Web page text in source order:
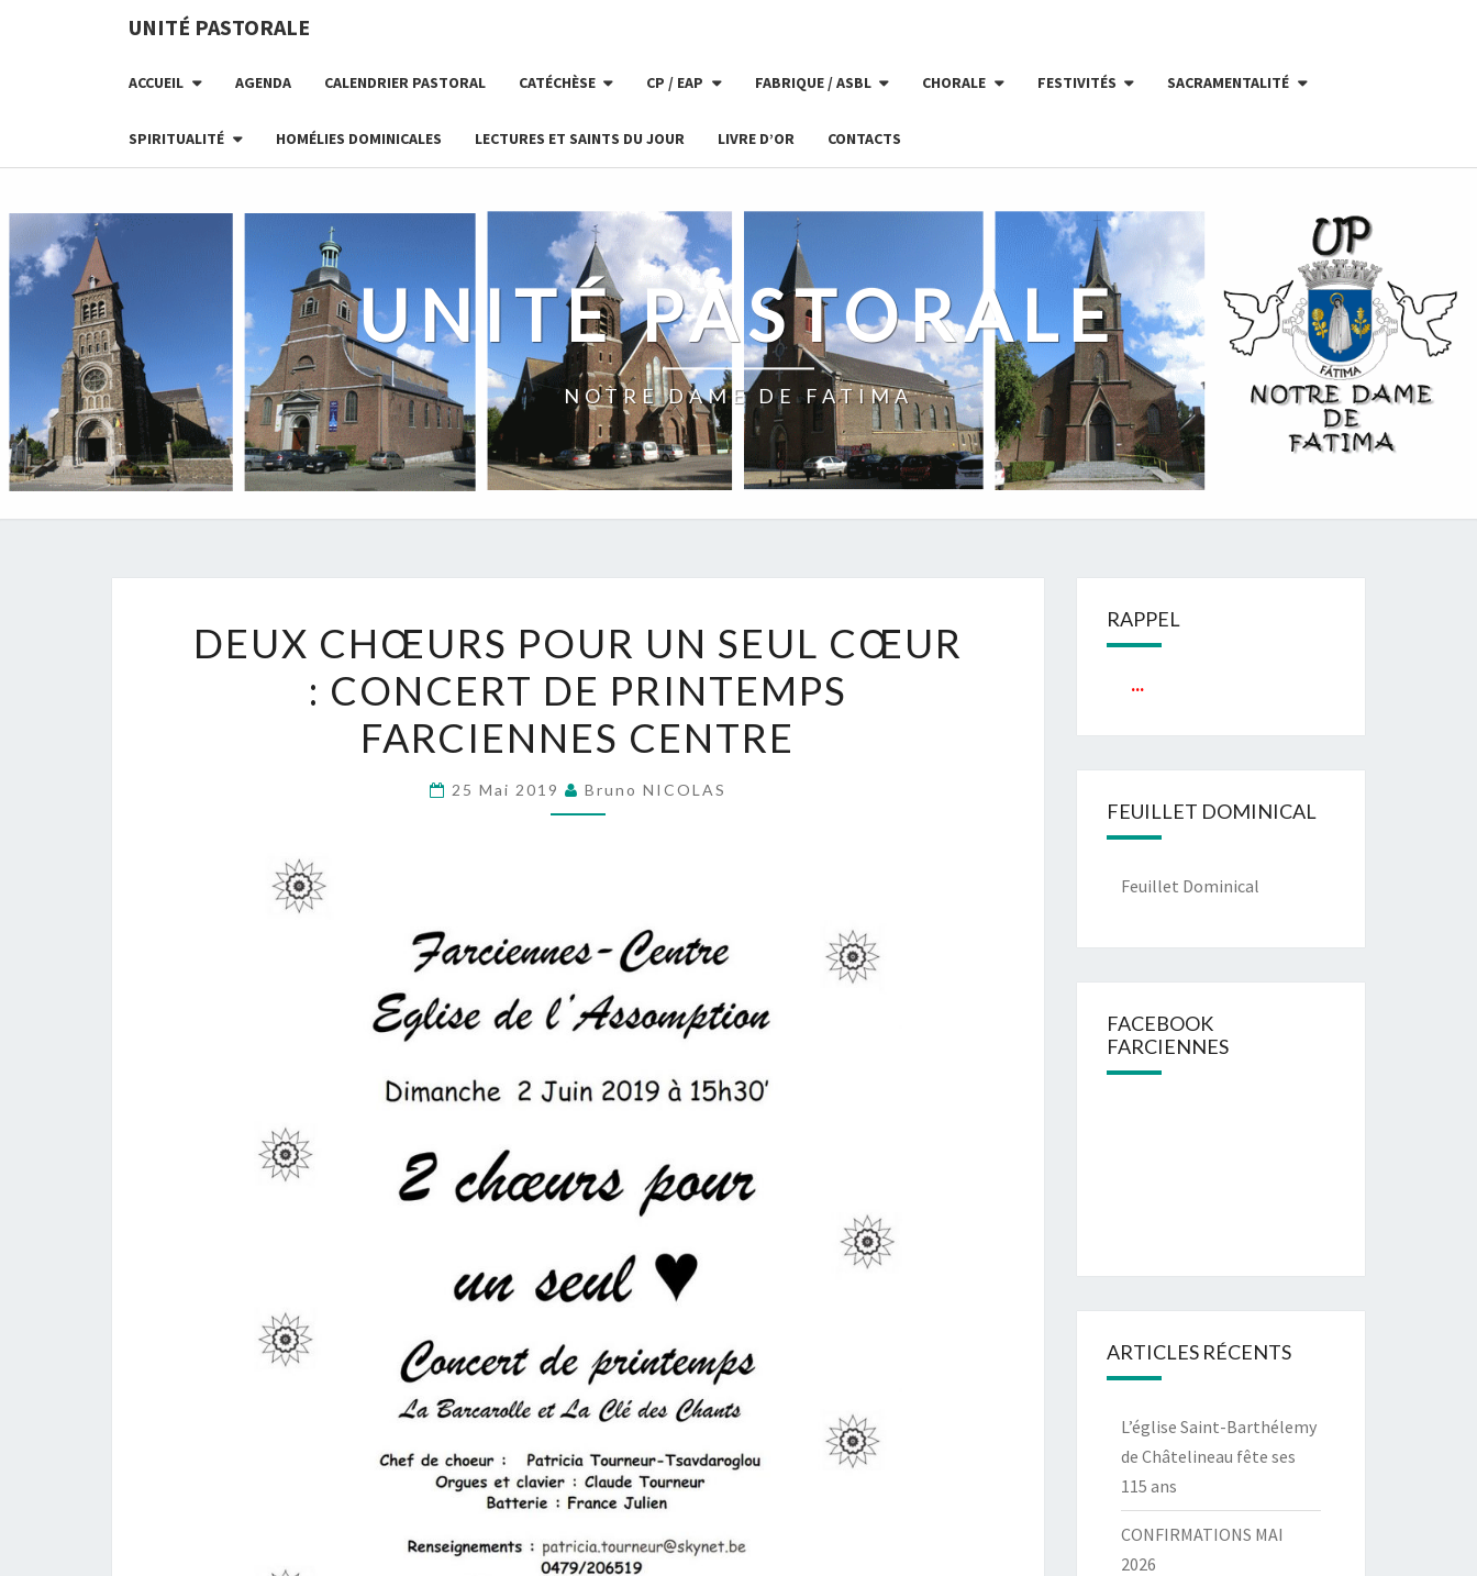
UNITÉ PASTORALE
ACCUEIL AGENDA CALENDRIER PASTORAL CATÉCHÈSE CP / EAP FABRIQUE / ASBL CHORALE FESTIVITÉS SACRAMENTALITÉ
SPIRITUALITÉ HOMÉLIES DOMINICALES LECTURES ET SAINTS DU JOUR LIVRE D’OR CONTACTS
UNITÉ PASTORALE
NOTRE DAME DE FATIMA
CHŒURS
POUR
UN
SEUL
:
FARCIENNES
CENTRE
DEUX CHŒURS POUR UN SEUL CŒUR
: CONCERT DE PRINTEMPS
FARCIENNES CENTRE
25 Mai 2019 Bruno NICOLAS
RAPPEL
FEUILLET DOMINICAL
Feuillet Dominical
FACEBOOK
FARCIENNES
ARTICLES RÉCENTS
L’église Saint-Barthélemy
de Châtelineau fête ses
115 ans
CONFIRMATIONS MAI
2026